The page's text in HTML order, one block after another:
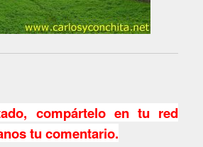
compártelo en tu red
tu comentario.